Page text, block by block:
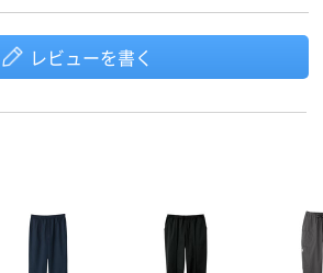
レビューを書く